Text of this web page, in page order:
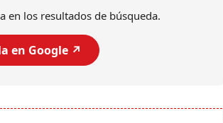
en los resultados de búsqueda.
en Google ↗️
Entre recuerdos y escuetas